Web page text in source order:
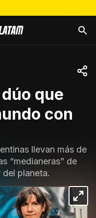
que
con
llevan más de
“medianeras” de
planeta.